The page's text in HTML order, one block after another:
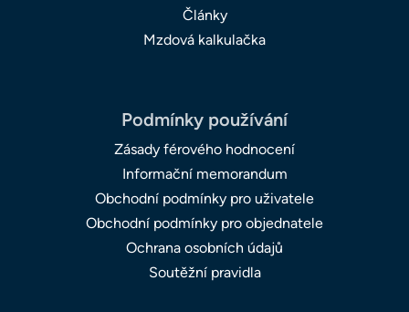
Články
Mzdová kalkulačka
Podmínky používání
Zásady férového hodnocení
Informační memorandum
Obchodní podmínky pro uživatele
Obchodní podmínky pro objednatele
Ochrana osobních údajů
Soutěžní pravidla